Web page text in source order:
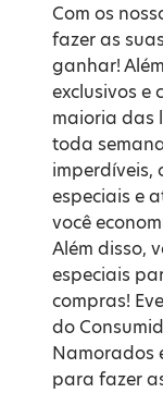
Com os
fazer as
ganhar!
exclusivos e
maioria das
toda
imperdíveis,
especiais e
você
Além disso,
especiais
compras!
do
Namorados
para fazer